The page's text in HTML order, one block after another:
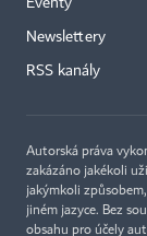
Eventy
Newslettery
RSS kanály
Autorská práva
zakázáno jakékoli
jakýmkoli
jiném jazyce. Bez
obsahu pro účely